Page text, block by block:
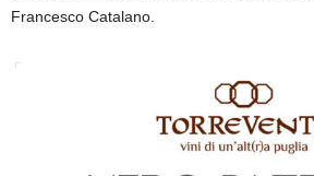
Francesco Catalano.